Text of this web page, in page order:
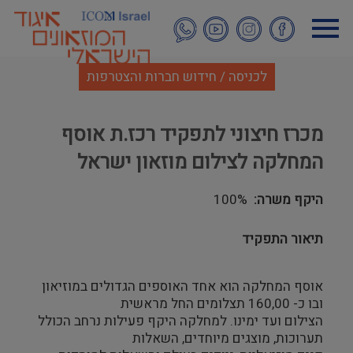
לתוכן
העיקרי
לכניסה / חידוש חברות והצטרפות
מכרז חיצוני לתפקיד רכז.ת אוסף
המחלקה לצילום מוזאון ישראל
היקף משרה 100%
תיאור התפקיד
אוסף המחלקה הוא אחד האוספים הגדולים במוזיאון
ובו כ- 160,00 תצלומים החל מראשית
הצילום ועד ימינו. למחלקה היקף פעילות נרחב הכולל
תערוכות, מוצגים מיוחדים, השאלות